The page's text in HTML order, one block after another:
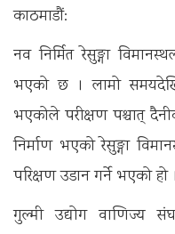
काठमाडाैं:
नव निर्मित रेसुङ्गा
भएकाे छ । लामाे
भएकाेले परीक्षण पश्चात्
निर्माण भएकाे रेसुङ्गा
परिक्षण उडान गर्ने भएकाे हाे ।
गुल्मी उद्याेग वाणिज्य